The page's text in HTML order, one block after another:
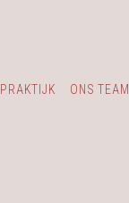
PRAKTIJK ONS TEAM